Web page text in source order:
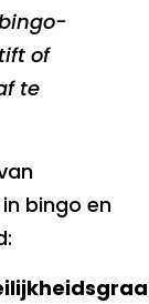
of
te
bingo en